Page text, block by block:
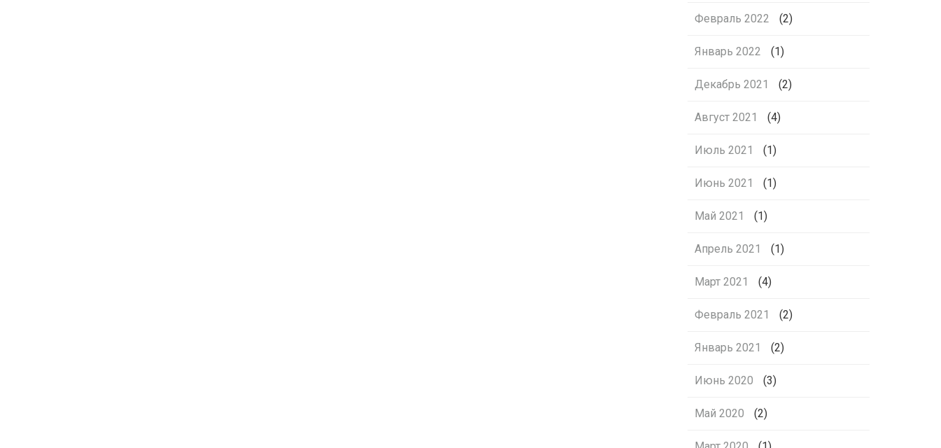
Февраль 2022 (2)
Январь 2022 (1)
Декабрь 2021 (2)
Август 2021 (4)
Июль 2021 (1)
Июнь 2021 (1)
Май 2021 (1)
Апрель 2021 (1)
Март 2021 (4)
Февраль 2021 (2)
Январь 2021 (2)
Июнь 2020 (3)
Май 2020 (2)